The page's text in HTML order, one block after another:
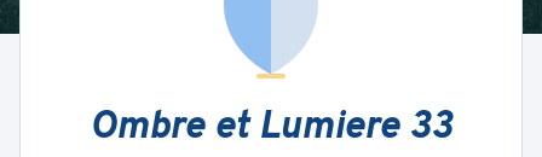
Ombre et Lumiere 33